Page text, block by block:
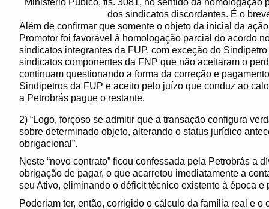
Ministério Púbico, fls. 3081, no sentido da
dos sindicatos discordantes. É o
Além de confirmar que somente o objeto da inicial da
Promotor foi favorável à homologação parcial do acordo
sindicatos integrantes da FUP, com exceção do
sindicatos componentes da FNP que não aceitaram o
continuam questionando a forma da correção e
Sindipetros da FUP e aceito pelo juízo que conduz ao
a Petrobrás pague o restante.
2) “Logo, forçoso se admitir que a transação configura
sobre determinado objeto, alterando o status jurídico
obrigacional”.
Neste “novo contrato” ficou confessada pela Petrobrás a
obrigação de pagar, o que acarretou imediatamente a
seu Ativo, eliminando o déficit técnico existente à época e
Poderiam ter, então, corrigido o cálculo da família real e